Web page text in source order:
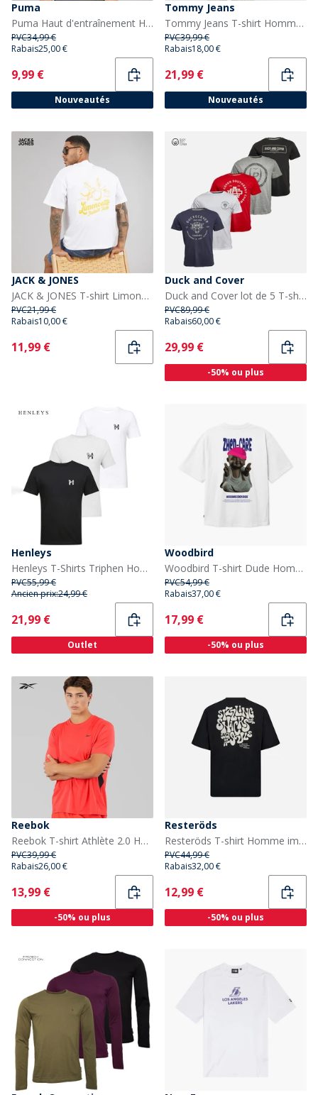
Puma
Puma Haut d'entraînement Homme Train All Day imprimé marbre Gold Moon
PVC34,99 €
Rabais25,00 €
Current
9,99 €
Nouveautés
Tommy Jeans
Tommy Jeans T-shirt Homme avec broderie drapeau Sky Blue
PVC39,99 €
Rabais18,00 €
Current
21,99 €
Nouveautés
JACK & JONES
JACK & JONES T-shirt Limoncello Homme Bright White Limencello
PVC21,99 €
Rabais10,00 €
Current
11,99 €
Duck and Cover
Duck and Cover lot de 5 T-shirts Belvadier Homme Assortis
PVC89,99 €
Rabais60,00 €
Current
29,99 €
-50% ou plus
Henleys
Henleys T-Shirts Triphen Homme Multicolore
PVC55,99 €
Ancien prix:24,99 €
Current
21,99 €
Outlet
Woodbird
Woodbird T-shirt Dude Homme Blanc
PVC54,99 €
Rabais37,00 €
Current
17,99 €
-50% ou plus
Reebok
Reebok T-shirt Athlète 2.0 Homme Energy Red
PVC39,99 €
Rabais26,00 €
Current
13,99 €
-50% ou plus
Resteröds
Resteröds T-shirt Homme imprimé Tas Noir
PVC44,99 €
Rabais32,00 €
Current
12,99 €
-50% ou plus